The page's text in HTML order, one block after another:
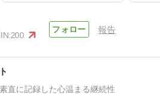
200
報告
直に記録した心温まる継続性